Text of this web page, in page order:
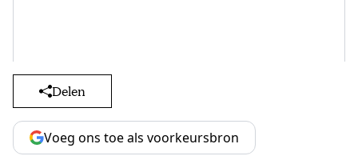
Delen
Voeg ons toe als voorkeursbron